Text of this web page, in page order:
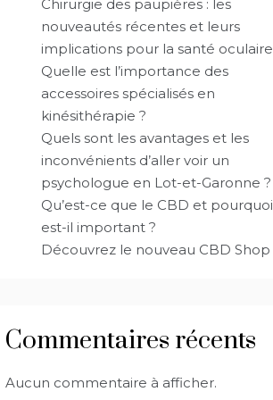
Chirurgie des paupières : les
nouveautés récentes et leurs
implications pour la santé oculaire
Quelle est l’importance des
accessoires spécialisés en
kinésithérapie ?
Quels sont les avantages et les
inconvénients d’aller voir un
psychologue en Lot-et-Garonne ?
Qu’est-ce que le CBD et pourquoi
est-il important ?
Découvrez le nouveau CBD Shop
Commentaires récents
Aucun commentaire à afficher.